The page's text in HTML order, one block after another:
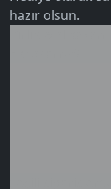
hazır olsun.